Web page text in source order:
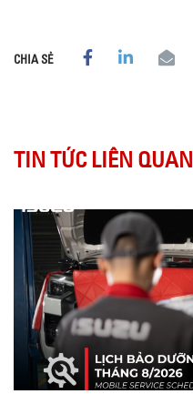
CHIA SẺ
TIN TỨC LIÊN QUAN